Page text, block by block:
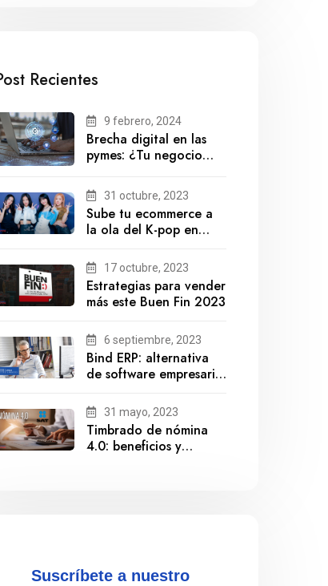
Recientes
9 febrero, 2024
Brecha digital en las
pymes: ¿Tu negocio
futuro?31 octubre, 2023
Sube tu ecommerce a
la ola del K-pop en
17 octubre, 2023
Estrategias para vender
más este Buen Fin 2023
6 septiembre, 2023
Bind ERP: alternativa
de software empresarial
Gestionix
31 mayo, 2023
Timbrado de nómina
4.0: beneficios y
Suscríbete a nuestro